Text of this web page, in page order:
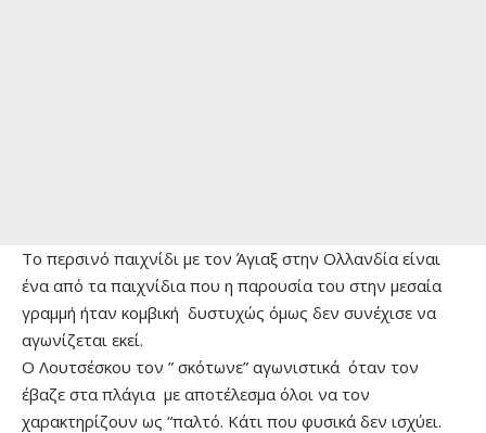
Το περσινό παιχνίδι με τον Άγιαξ στην Ολλανδία είναι
ένα από τα παιχνίδια που η παρουσία του στην μεσαία
γραμμή ήταν κομβική δυστυχώς όμως δεν συνέχισε να
αγωνίζεται εκεί.
Ο Λουτσέσκου τον ” σκότωνε” αγωνιστικά όταν τον
έβαζε στα πλάγια με αποτέλεσμα όλοι να τον
χαρακτηρίζουν ως “παλτό. Κάτι που φυσικά δεν ισχύει.